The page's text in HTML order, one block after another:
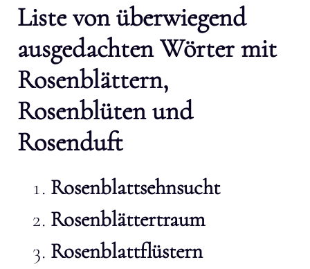
Liste von überwiegend
ausgedachten Wörter mit
Rosenblättern,
Rosenblüten und
Rosenduft
Rosenblattsehnsucht
Rosenblättertraum
Rosenblattflüstern